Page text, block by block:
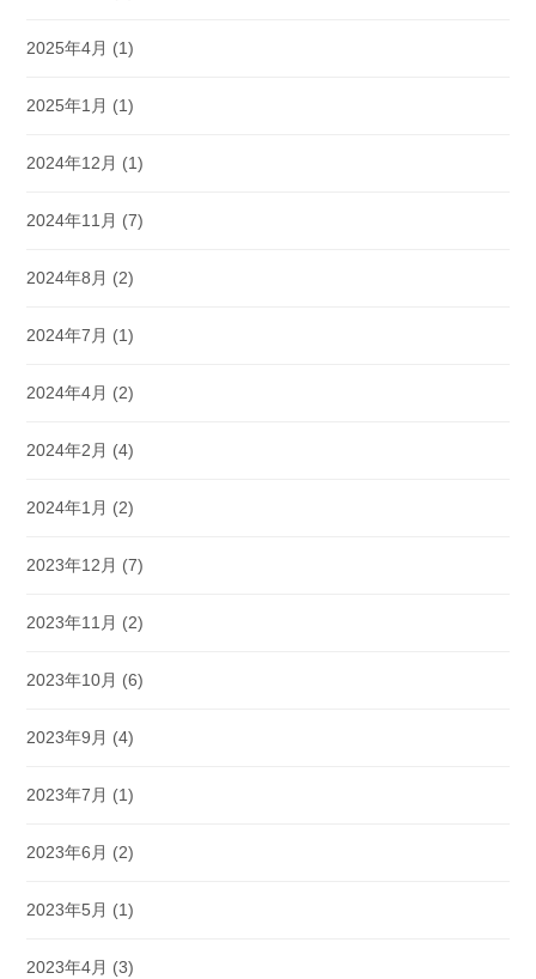
2025年4月 (1)
2025年1月 (1)
2024年12月 (1)
2024年11月 (7)
2024年8月 (2)
2024年7月 (1)
2024年4月 (2)
2024年2月 (4)
2024年1月 (2)
2023年12月 (7)
2023年11月 (2)
2023年10月 (6)
2023年9月 (4)
2023年7月 (1)
2023年6月 (2)
2023年5月 (1)
2023年4月 (3)